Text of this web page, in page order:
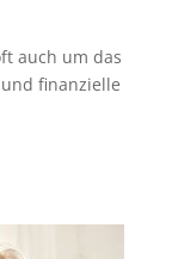
auch um das
finanzielle